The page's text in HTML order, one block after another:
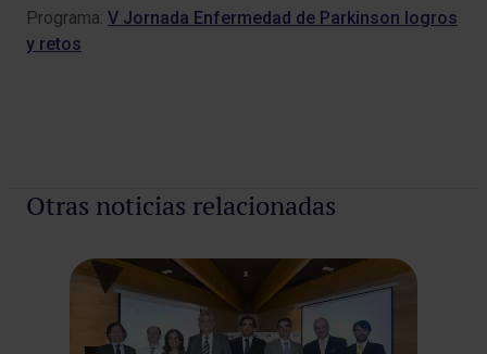
Programa: V Jornada Enfermedad de Parkinson logros
y retos
Otras noticias relacionadas